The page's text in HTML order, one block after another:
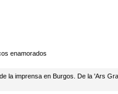
enamorados
la imprensa en Burgos. De la 'Ars